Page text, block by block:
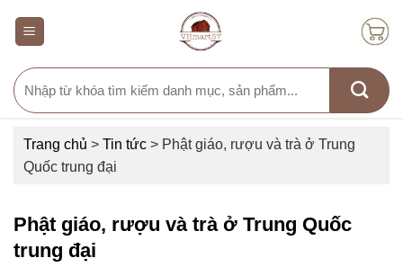
Search
for:
Trang chủ > Tin tức > Phật giáo, rượu và trà ở Trung
Quốc trung đại
Phật giáo, rượu và trà ở Trung Quốc
trung đại